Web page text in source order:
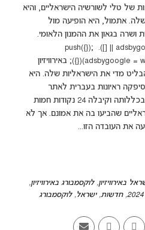
של טלי לשורשיה הישראליים, והיא
אתמול, היא הופיעה מול
ושרה בגאון את ההמנון הלאומי.
(adsbygoogle = window.adsbygoogle || []).push({});
(adsbygoogle = window.adsbygoogle || []).push({}); באירוויזיון
מדי את הישראליות שלה. היא
ראיונות בעברית לאתר
יורומיקס ולתקשורת הישראלית בכללותה וקיבלה 24 נקודות חמות
שהביעו בה את אמונם. אך לא
את העובדה הזו...
באירוויזיון,לוקסמבורג באירוויזיון,
,חדשות,ישראל,לוקסמבורג